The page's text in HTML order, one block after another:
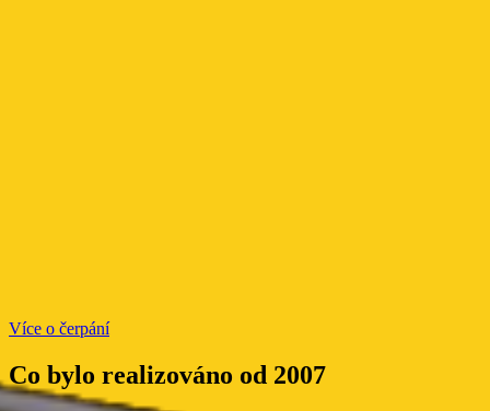
Více o čerpání
Co bylo realizováno od 2007